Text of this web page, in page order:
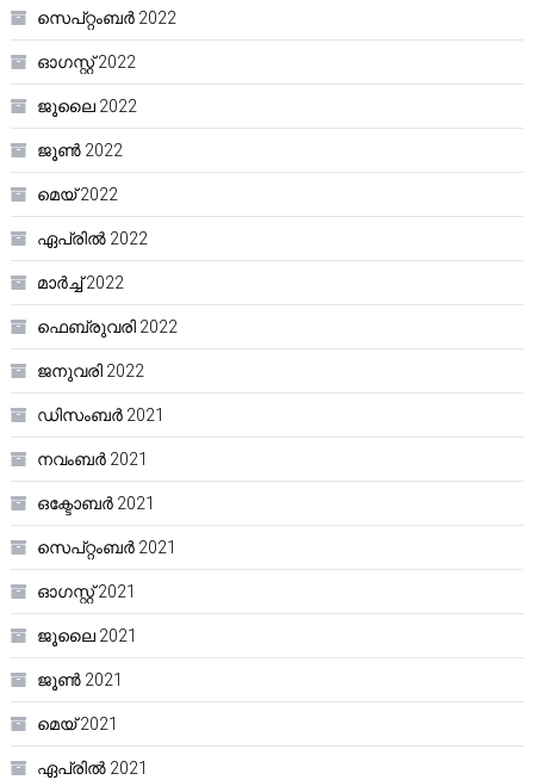
സെപ്റ്റംബർ 2022
ഓഗസ്റ്റ്‌ 2022
ജൂലൈ 2022
ജൂൺ 2022
മെയ്‌ 2022
ഏപ്രിൽ 2022
മാർച്ച്‌ 2022
ഫെബ്രുവരി 2022
ജനുവരി 2022
ഡിസംബർ 2021
നവംബർ 2021
ഒക്ടോബർ 2021
സെപ്റ്റംബർ 2021
ഓഗസ്റ്റ്‌ 2021
ജൂലൈ 2021
ജൂൺ 2021
മെയ്‌ 2021
ഏപ്രിൽ 2021